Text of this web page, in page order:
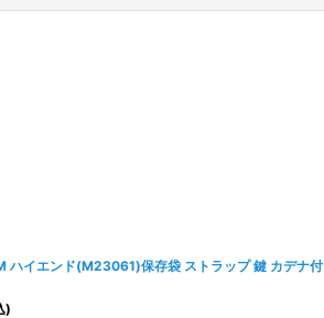
ハイエンド(M23061)保存袋 ストラップ 鍵 カデナ付
)